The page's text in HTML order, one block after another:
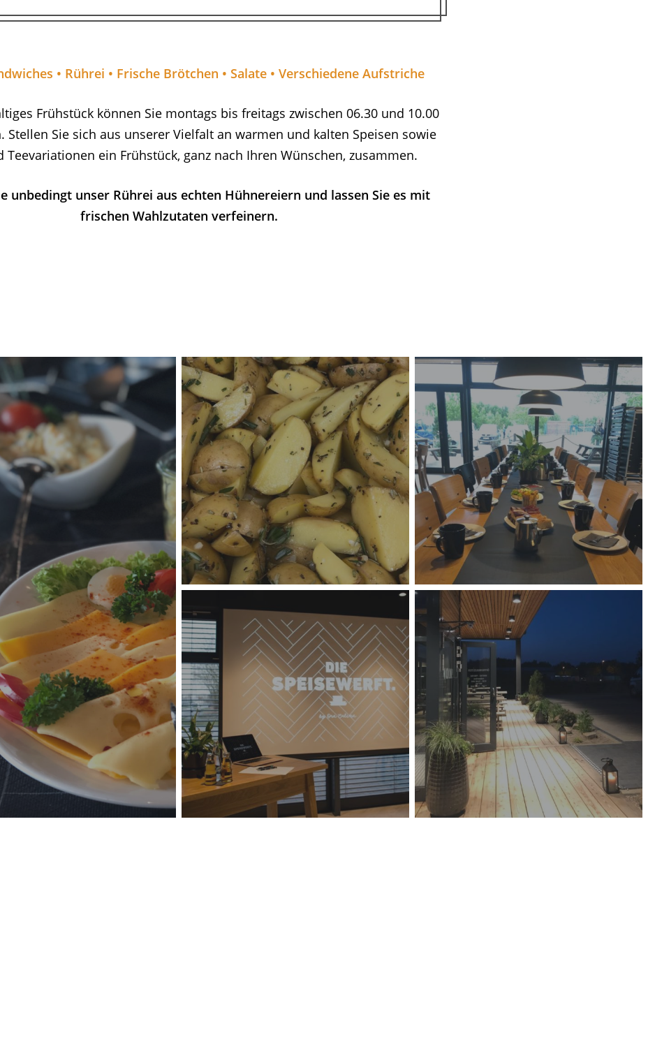
• Rührei • Frische Brötchen • Salate • Verschiedene Aufstriche
Frühstück können Sie montags bis freitags zwischen 06.30 und 10.00
Stellen Sie sich aus unserer Vielfalt an warmen und kalten Speisen sowie
Teevariationen ein Frühstück, ganz nach Ihren Wünschen, zusammen.
unbedingt unser Rührei aus echten Hühnereiern und lassen Sie es mit
frischen Wahlzutaten verfeinern.